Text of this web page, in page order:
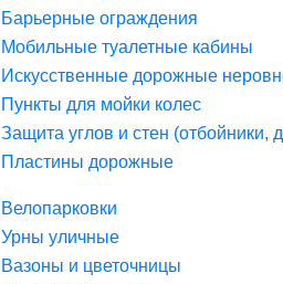
Барьерные ограждения
Мобильные туалетные кабины
Искусственные дорожные
Пункты для мойки колес
Защита углов и стен
Пластины дорожные
Велопарковки
Урны уличные
Вазоны и цветочницы